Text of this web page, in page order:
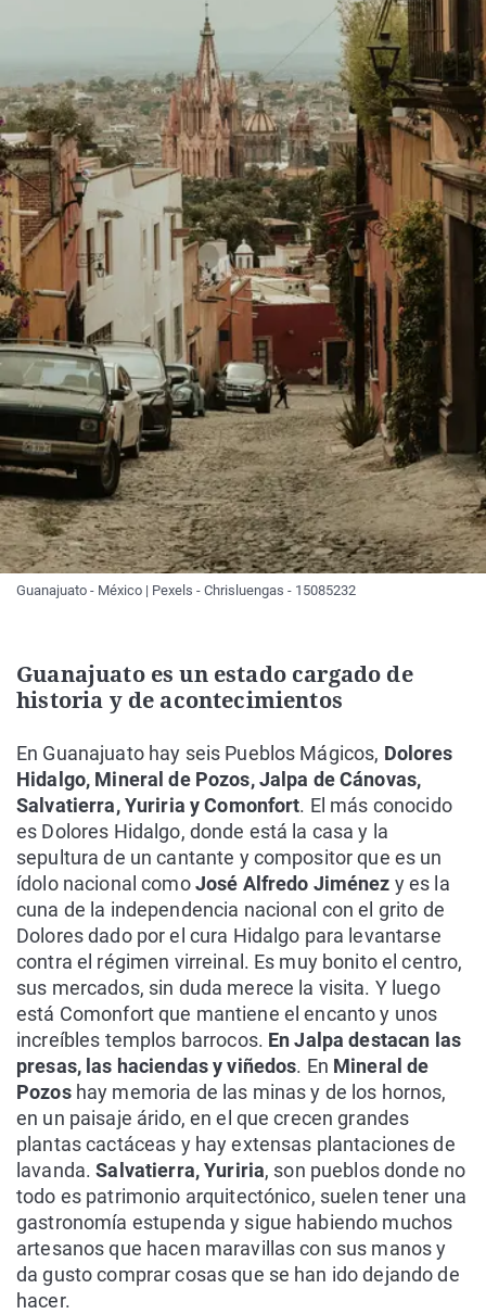
Guanajuato - México | Pexels - Chrisluengas - 15085232
Guanajuato es un estado cargado de
historia y de acontecimientos
En Guanajuato hay seis Pueblos Mágicos, Dolores
Hidalgo, Mineral de Pozos, Jalpa de Cánovas,
Salvatierra, Yuriria y Comonfort. El más conocido
es Dolores Hidalgo, donde está la casa y la
sepultura de un cantante y compositor que es un
ídolo nacional comoJosé Alfredo Jiménez y es la
cuna de la independencia nacional con el grito de
Dolores dado por el cura Hidalgo para levantarse
contra el régimen virreinal. Es muy bonito el centro,
sus mercados, sin duda merece la visita. Y luego
está Comonfort que mantiene el encanto y unos
increíbles templos barrocos. En Jalpa destacan las
presas, las haciendas y viñedos. En Mineral de
Pozoshay memoria de las minas y de los hornos,
en un paisaje árido, en el que crecen grandes
plantas cactáceas y hay extensas plantaciones de
lavanda.Salvatierra, Yuriria, son pueblos donde no
todo es patrimonio arquitectónico, suelen tener una
gastronomía estupenda y sigue habiendo muchos
artesanos que hacen maravillas con sus manos y
da gusto comprar cosas que se han ido dejando de
hacer.